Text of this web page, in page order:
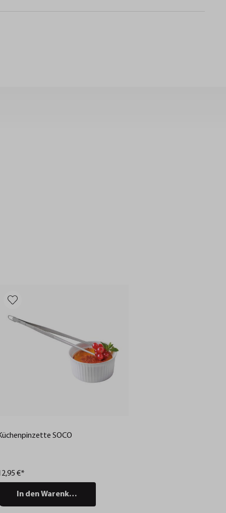
SOCO
€*
In den Warenkorb